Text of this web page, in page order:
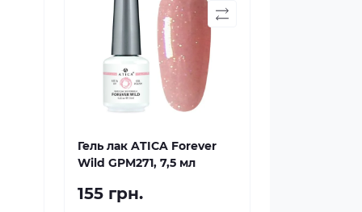
Гель лак ATICA Forever
Wild GPM271, 7,5 мл
155 грн.